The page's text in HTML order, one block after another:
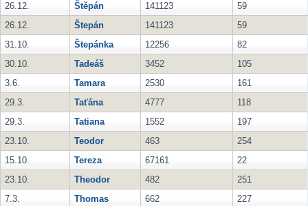
26.12.
Štěpán 141123
59
26.12.
Štepán 141123
59
31.10.
Štepánka 12256
82
30.10.
Tadeáš 3452
105
3.6.
Tamara 2530
161
29.3.
Taťána 4777
118
29.3.
Tatiana 1552
197
23.10.
Teodor 463
254
15.10.
Tereza 67161
22
23.10.
Theodor 482
251
7.3.
Thomas 662
227